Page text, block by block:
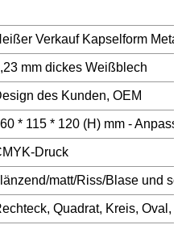
Verkauf Kapselform
mm dickes Weißblech
des Kunden, OEM
* 115 * 120 (H) mm -
Druck
matt/Riss/Blase und so
Quadrat, Kreis, Oval,